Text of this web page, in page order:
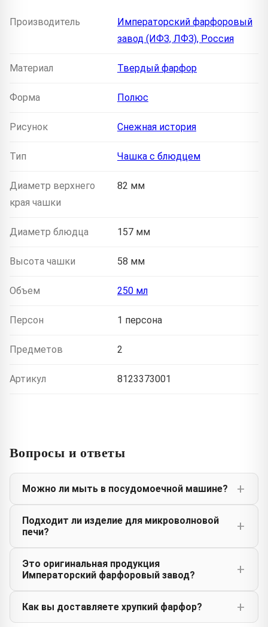
Производитель
Императорский фарфоровый
завод (ИФЗ, ЛФЗ), Россия
Материал Твердый фарфор
Форма Полюс
Рисунок Снежная история
Тип Чашка с блюдцем
Диаметр верхнего
края чашки
82 мм
Диаметр блюдца 157 мм
Высота чашки 58 мм
Объем 250 мл
Персон 1 персона
Предметов 2
Артикул 8123373001
Вопросы и ответы
Можно ли мыть в посудомоечной машине?
Подходит ли изделие для микроволновой
печи?
Это оригинальная продукция
Императорский фарфоровый завод?
Как вы доставляете хрупкий фарфор?